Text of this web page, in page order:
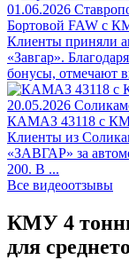
01.06.2026
Бортовой FAW c
Клиенты приняли
«Завгар».
бонусы, отмечают
20.05.2026
КАМАЗ 43118 с
Клиенты из
«ЗАВГАР» за
200. В ...
Все видеоотзывы
КМУ 4
для